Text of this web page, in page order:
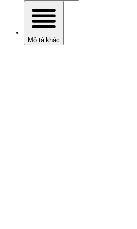
Mô tả khác